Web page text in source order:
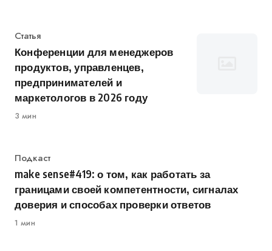
Категория
Статья
Конференции для менеджеров
продуктов, управленцев,
предпринимателей и
маркетологов в 2026 году
3 мин
Категория
Подкаст
make sense#419: о том, как работать за
границами своей компетентности, сигналах
доверия и способах проверки ответов
1 мин